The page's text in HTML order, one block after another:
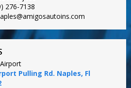
276-7138
Pulling Rd. Naples, Fl